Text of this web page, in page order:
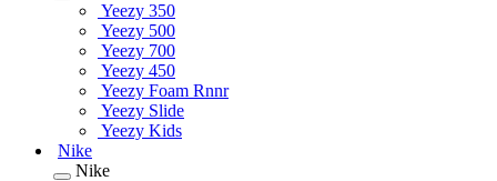
Yeezy 350
Yeezy 500
Yeezy 700
Yeezy 450
Yeezy Foam Rnnr
Yeezy Slide
Yeezy Kids
Nike
Nike